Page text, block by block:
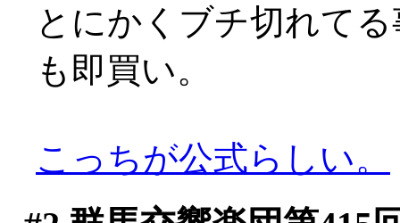
とにかくブチ切れて
も即買い。
こっちが公式らしい。